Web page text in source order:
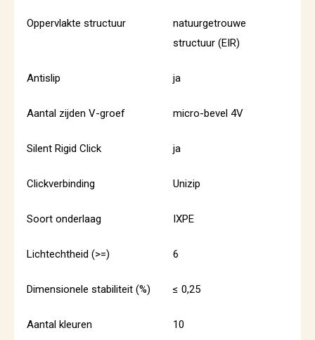
Oppervlakte structuur
natuurgetrouwe
structuur (EIR)
Antislip ja
Aantal zijden V-groef micro-bevel 4V
Silent Rigid Click ja
Clickverbinding Unizip
Soort onderlaag IXPE
Lichtechtheid (>=) 6
Dimensionele stabiliteit (%) ≤ 0,25
Aantal kleuren 10